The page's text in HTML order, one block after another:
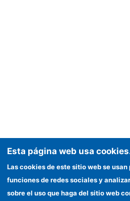
Esta página web usa
Las cookies de este sitio web se
funciones de redes sociales y
sobre el uso que haga del sitio web